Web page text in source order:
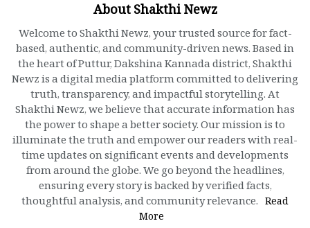
About Shakthi Newz
Welcome to Shakthi Newz, your trusted source for fact-
based, authentic, and community-driven news. Based in
the heart of Puttur, Dakshina Kannada district, Shakthi
Newz is a digital media platform committed to delivering
truth, transparency, and impactful storytelling. At
Shakthi Newz, we believe that accurate information has
the power to shape a better society. Our mission is to
illuminate the truth and empower our readers with real-
time updates on significant events and developments
from around the globe. We go beyond the headlines,
ensuring every story is backed by verified facts,
thoughtful analysis, and community relevance. Read
More